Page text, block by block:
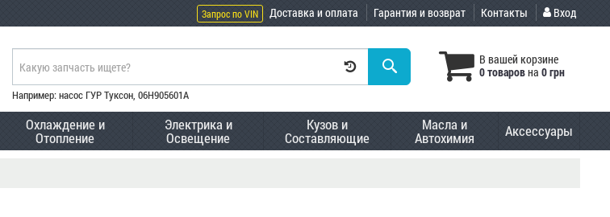
Запрос по VIN Доставка и оплата Гарантия и возврат Контакты Вход
В вашей корзине
0 товаровна 0 грн
Например: насос ГУР Туксон, 06H905601A
Охлаждение и
Отопление
Электрика и
Освещение
Кузов и
Составляющие
Масла и
Автохимия Аксессуары